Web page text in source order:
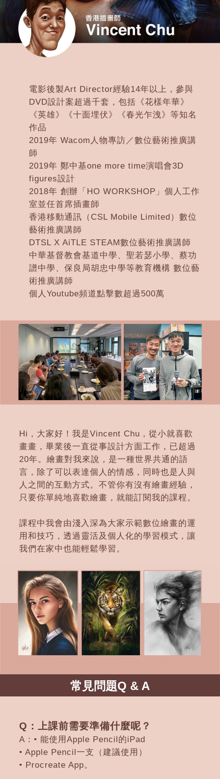
電影後製Art Director經驗14年以上，參與
DVD設計案超過千套，包括《花樣年華》
《英雄》《十面埋伏》《春光乍洩》等知名
作品
2019年 Wacom人物專訪／數位藝術推廣講
師
2019年 鄭中基one more time演唱會3D
figures設計
2018年 創辦「HO WORKSHOP」個人工作
室並任首席插畫師
香港移動通訊（CSL Mobile Limited）數位
藝術推廣講師
DTSL X AiTLE STEAM數位藝術推廣講師
中華基督教會基道中學、聖若瑟小學、蔡功
譜中學、保良局胡忠中學等教育機構 數位藝
術推廣講師
個人Youtube頻道點擊數超過500萬
Hi，大家好！我是Vincent Chu，從小就喜歡
畫畫，畢業後一直從事設計方面工作，已超過
20年。繪畫對我來說，是一種世界共通的語
言，除了可以表達個人的情感，同時也是人與
人之間的互動方式。不管你有沒有繪畫經驗，
只要你單純地喜歡繪畫，就能訂閱我的課程。
課程中我會由淺入深為大家示範數位繪畫的運
用和技巧，透過靈活及個人化的學習模式，讓
我們在家中也能輕鬆學習。
常見問題Q & A
Q：上課前需要準備什麼呢？
A：• 能使用Apple Pencil的iPad
• Apple Pencil一支（建議使用）
• Procreate App。